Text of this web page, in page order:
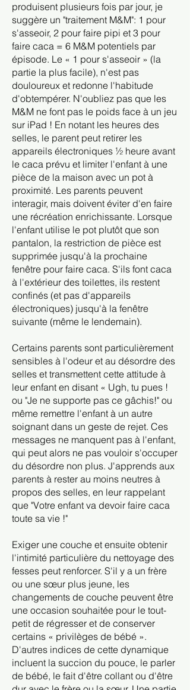
produisent plusieurs fois par jour, je
suggère un "traitement M&M": 1 pour
s'asseoir, 2 pour faire pipi et 3 pour
faire caca = 6 M&M potentiels par
épisode. Le « 1 pour s'asseoir » (la
partie la plus facile), n'est pas
douloureux et redonne l'habitude
d'obtempérer. N'oubliez pas que les
M&M ne font pas le poids face à un jeu
sur iPad ! En notant les heures des
selles, le parent peut retirer les
appareils électroniques ½ heure avant
le caca prévu et limiter l'enfant à une
pièce de la maison avec un pot à
proximité. Les parents peuvent
interagir, mais doivent éviter d'en faire
une récréation enrichissante. Lorsque
l'enfant utilise le pot plutôt que son
pantalon, la restriction de pièce est
supprimée jusqu'à la prochaine
fenêtre pour faire caca. S'ils font caca
à l'extérieur des toilettes, ils restent
confinés (et pas d'appareils
électroniques) jusqu'à la fenêtre
suivante (même le lendemain).
Certains parents sont particulièrement
sensibles à l'odeur et au désordre des
selles et transmettent cette attitude à
leur enfant en disant « Ugh, tu pues !
ou "Je ne supporte pas ce gâchis!" ou
même remettre l'enfant à un autre
soignant dans un geste de rejet. Ces
messages ne manquent pas à l'enfant,
qui peut alors ne pas vouloir s'occuper
du désordre non plus. J'apprends aux
parents à rester au moins neutres à
propos des selles, en leur rappelant
que "Votre enfant va devoir faire caca
toute sa vie !"
Exiger une couche et ensuite obtenir
l'intimité particulière du nettoyage des
fesses peut renforcer. S'il y a un frère
ou une sœur plus jeune, les
changements de couche peuvent être
une occasion souhaitée pour le tout-
petit de régresser et de conserver
certains « privilèges de bébé ».
D'autres indices de cette dynamique
incluent la succion du pouce, le parler
de bébé, le fait d'être collant ou d'être